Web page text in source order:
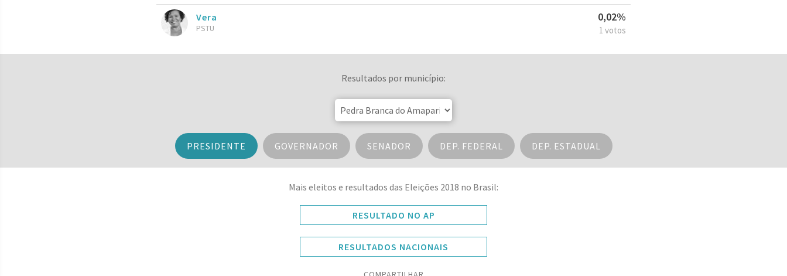
Vera
PSTU
0,02%
1 votos
Resultados por município:
PRESIDENTE GOVERNADOR SENADOR DEP. FEDERAL DEP. ESTADUAL
Mais eleitos e resultados das Eleições 2018 no Brasil:
RESULTADO NO AP
RESULTADOS NACIONAIS